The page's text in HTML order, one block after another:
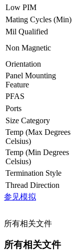
Low PIM
Mating Cycles (Min)
Mil Qualified
Non Magnetic
Orientation
Panel Mounting
Feature
PFAS
Ports
Size Category
Temp (Max Degrees
Celsius)
Temp (Min Degrees
Celsius)
Termination Style
Thread Direction
参见模拟
所有相关文件
所有相关文件